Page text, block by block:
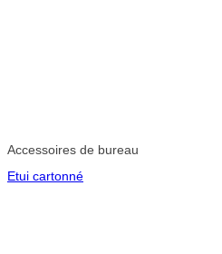
Accessoires de bureau
Etui cartonné